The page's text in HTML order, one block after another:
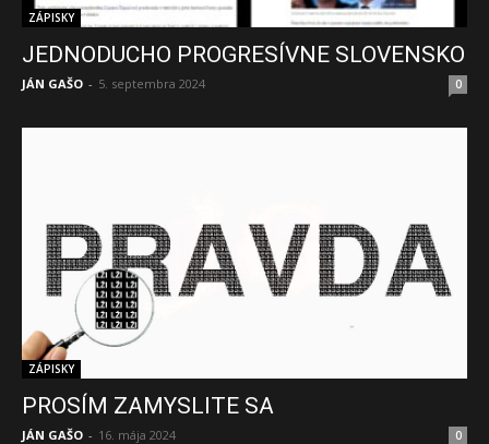
ZÁPISKY
JEDNODUCHO PROGRESÍVNE SLOVENSKO
JÁN GAŠO - 5. septembra 2024 0
ZÁPISKY
PROSÍM ZAMYSLITE SA
JÁN GAŠO - 16. mája 2024 0